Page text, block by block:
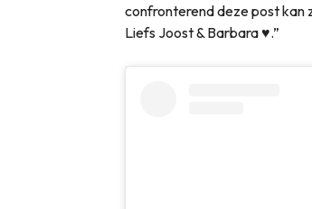
confronterend deze post kan
Liefs Joost & Barbara ♥️.”